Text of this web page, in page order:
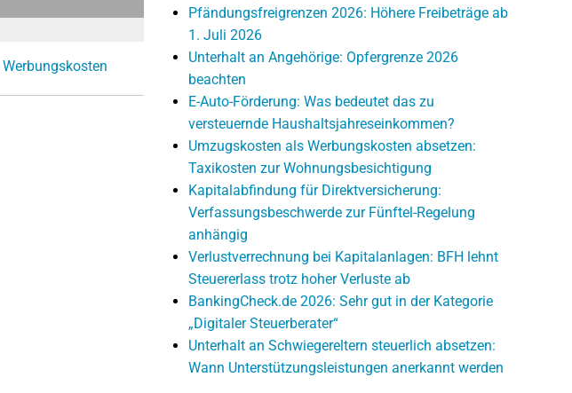
Werbungskosten
Pfändungsfreigrenzen 2026: Höhere Freibeträge ab
1. Juli 2026
Unterhalt an Angehörige: Opfergrenze 2026
beachten
E-Auto-Förderung: Was bedeutet das zu
versteuernde Haushaltsjahreseinkommen?
Umzugskosten als Werbungskosten absetzen:
Taxikosten zur Wohnungsbesichtigung
Kapitalabfindung für Direktversicherung:
Verfassungsbeschwerde zur Fünftel-Regelung
anhängig
Verlustverrechnung bei Kapitalanlagen: BFH lehnt
Steuererlass trotz hoher Verluste ab
BankingCheck.de 2026: Sehr gut in der Kategorie
„Digitaler Steuerberater“
Unterhalt an Schwiegereltern steuerlich absetzen:
Wann Unterstützungsleistungen anerkannt werden